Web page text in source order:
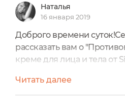
Наталья
16 января 2019
Доброго времени
рассказать вам о
креме для лица и тела от
и не все его заявленные
проверены мной ввиду
Читать далее